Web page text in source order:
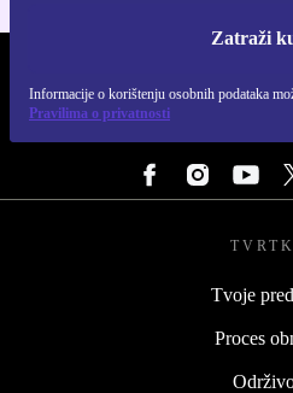
Zatraži
Informacije o korištenju osobnih podataka
Pravilima o privatnosti
Tvoje
Proces